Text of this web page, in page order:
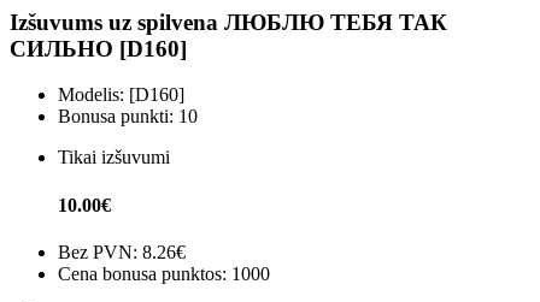
Izšuvums uz spilvena ЛЮБЛЮ ТЕБЯ ТАК
СИЛЬНО [D160]
Modelis: [D160]
Bonusa punkti: 10
Tikai izšuvumi
10.00€
Bez PVN: 8.26€
Cena bonusa punktos: 1000